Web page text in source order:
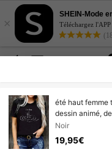
×
SHEIN-Mode
Téléchargez
été haut femme
dessin animé,
diplômes 2026,
idéal pour les
naturel et
Noir
19,95€